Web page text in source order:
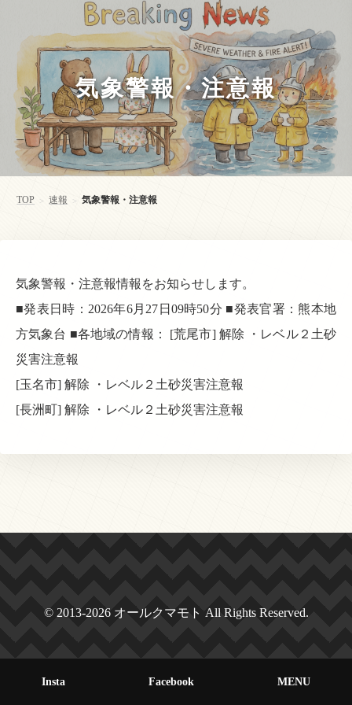
気象警報・注意報
TOP > 速報 > 気象警報・注意報
気象警報・注意報情報をお知らせします。
■発表日時：2026年6月27日09時50分 ■発表官署：熊本地
方気象台 ■各地域の情報： [荒尾市] 解除 ・レベル２土砂
災害注意報
[玉名市] 解除 ・レベル２土砂災害注意報
[長洲町] 解除 ・レベル２土砂災害注意報
© 2013-2026 オールクマモト All Rights Reserved.
Insta Facebook MENU